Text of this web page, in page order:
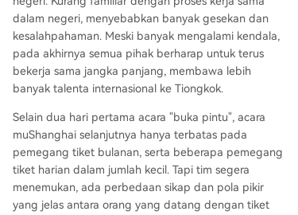
dalam negeri, menyebabkan banyak gesekan dan
kesalahpahaman. Meski banyak mengalami kendala,
pada akhirnya semua pihak berharap untuk terus
bekerja sama jangka panjang, membawa lebih
banyak talenta internasional ke Tiongkok.
Selain dua hari pertama acara "buka pintu", acara
muShanghai selanjutnya hanya terbatas pada
pemegang tiket bulanan, serta beberapa pemegang
tiket harian dalam jumlah kecil. Tapi tim segera
menemukan, ada perbedaan sikap dan pola pikir
yang jelas antara orang yang datang dengan tiket